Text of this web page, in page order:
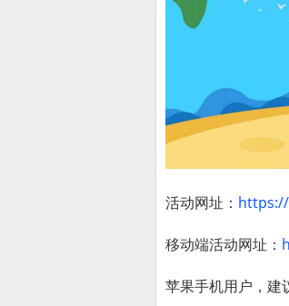
活动网址：
移动端活动网址：
苹果手机用户，建